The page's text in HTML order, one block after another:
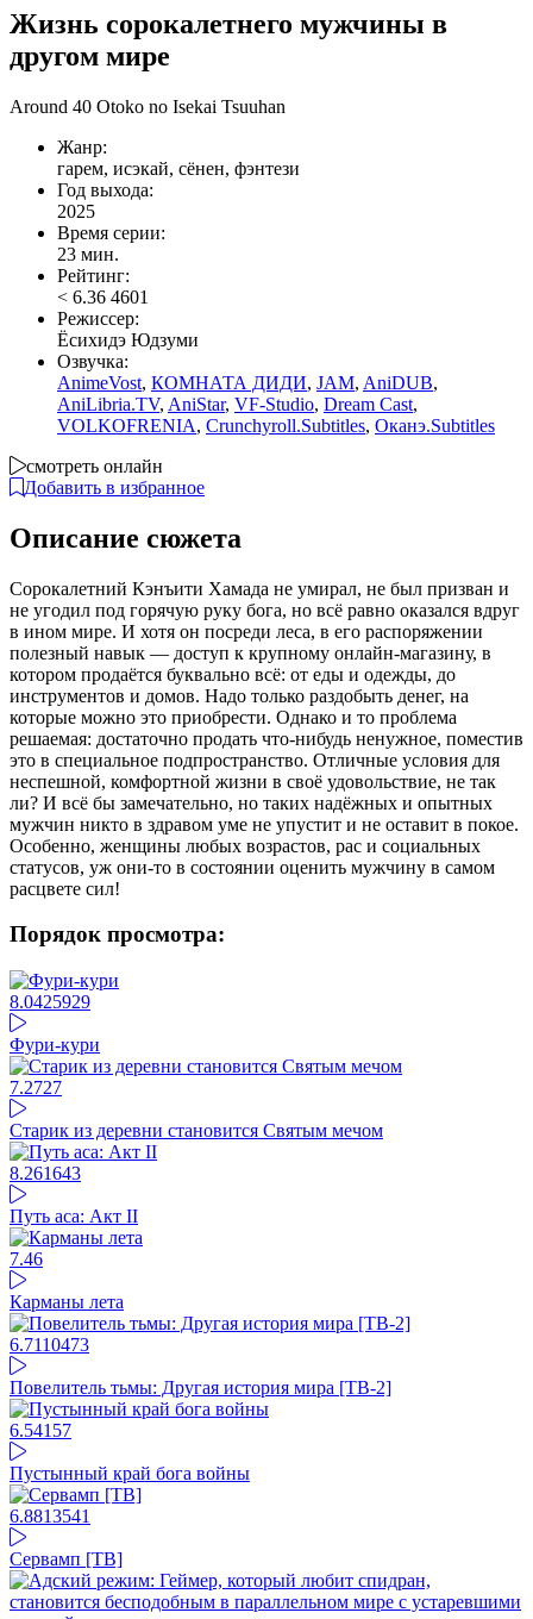
Жизнь сорокалетнего мужчины в
другом мире
Around 40 Otoko no Isekai Tsuuhan
Жанр:
гарем, исэкай, сёнен, фэнтези
Год выхода:
2025
Время серии:
23 мин.
Рейтинг:
< 6.36 4601
Режиссер:
Ёсихидэ Юдзуми
Озвучка:
AnimeVost, КОМНАТА ДИДИ, JAM, AniDUB,
AniLibria.TV, AniStar, VF-Studio, Dream Cast,
VOLKOFRENIA, Crunchyroll.Subtitles, Оканэ.Subtitles
смотреть онлайн
Добавить в избранное
Описание сюжета
Сорокалетний Кэнъити Хамада не умирал, не был призван и
не угодил под горячую руку бога, но всё равно оказался вдруг
в ином мире. И хотя он посреди леса, в его распоряжении
полезный навык — доступ к крупному онлайн-магазину, в
котором продаётся буквально всё: от еды и одежды, до
инструментов и домов. Надо только раздобыть денег, на
которые можно это приобрести. Однако и то проблема
решаемая: достаточно продать что-нибудь ненужное, поместив
это в специальное подпространство. Отличные условия для
неспешной, комфортной жизни в своё удовольствие, не так
ли? И всё бы замечательно, но таких надёжных и опытных
мужчин никто в здравом уме не упустит и не оставит в покое.
Особенно, женщины любых возрастов, рас и социальных
статусов, уж они-то в состоянии оценить мужчину в самом
расцвете сил!
Порядок просмотра:
8.0425929
Фури-кури
7.2727
Старик из деревни становится Святым мечом
8.261643
Путь аса: Акт II
7.46
Карманы лета
6.7110473
Повелитель тьмы: Другая история мира [ТВ-2]
6.54157
Пустынный край бога войны
6.8813541
Сервамп [ТВ]